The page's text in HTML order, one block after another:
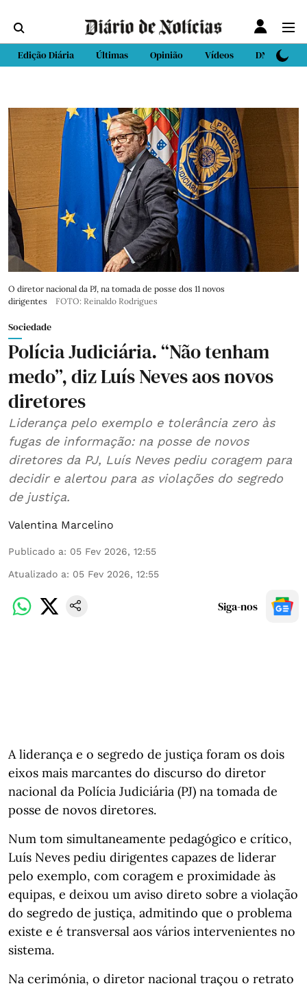
Edição Diária Últimas Opinião Vídeos DN Sport
O diretor nacional da PJ, na tomada de posse dos 11 novos
dirigentes
FOTO: Reinaldo Rodrigues
Sociedade
Polícia Judiciária. “Não tenham
medo”, diz Luís Neves aos novos
diretores
Liderança pelo exemplo e tolerância zero às
fugas de informação: na posse de novos
diretores da PJ, Luís Neves pediu coragem para
decidir e alertou para as violações do segredo
de justiça.
Valentina Marcelino
Publicado a: 05 Fev 2026, 12:55
Atualizado a: 05 Fev 2026, 12:55
Siga-nos
A liderança e o segredo de justiça foram os dois
eixos mais marcantes do discurso do diretor
nacional da Polícia Judiciária (PJ) na tomada de
posse de novos diretores.
Num tom simultaneamente pedagógico e crítico,
Luís Neves pediu dirigentes capazes de liderar
pelo exemplo, com coragem e proximidade às
equipas, e deixou um aviso direto sobre a violação
do segredo de justiça, admitindo que o problema
existe e é transversal aos vários intervenientes no
sistema.
Na cerimónia, o diretor nacional traçou o retrato